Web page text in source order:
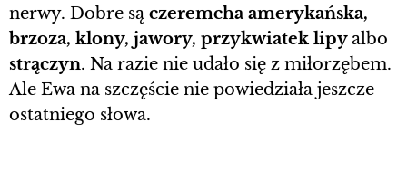
nerwy. Dobre są czeremcha amerykańska,
brzoza, klony, jawory, przykwiatek lipyalbo
strączyn. Na razie nie udało się z miłorzębem.
Ale Ewa na szczęście nie powiedziała jeszcze
ostatniego słowa.